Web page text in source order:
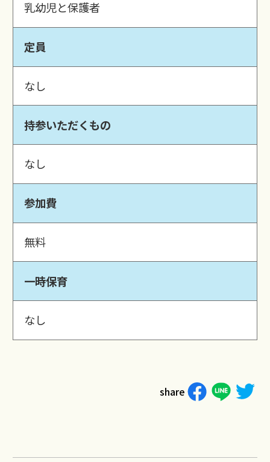
乳幼児と保護者
定員
なし
持参いただくもの
なし
参加費
無料
一時保育
なし
share